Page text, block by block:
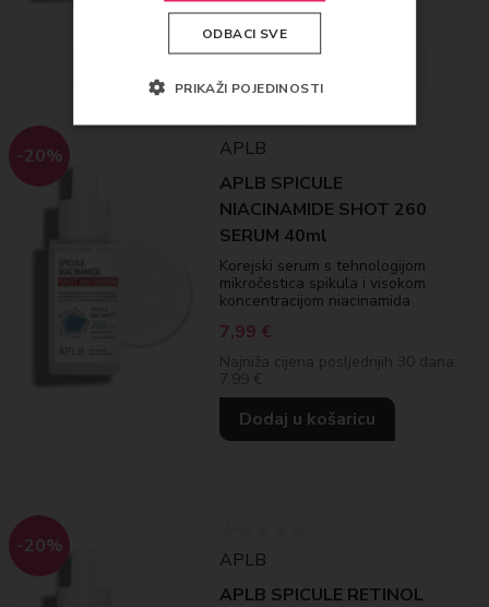
Dodaj u košaricu
-20%
APLB
APLB SPICULE
NIACINAMIDE SHOT 260
SERUM 40ml
Korejski serum s tehnologijom
mikročestica spikula i visokom
koncentracijom niacinamida
7,99 €
Najniža cijena posljednjih 30 dana:
7.99 €
Dodaj u košaricu
-20%
APLB
APLB SPICULE RETINOL
ODBACI SVE
PRIKAŽI POJEDINOSTI